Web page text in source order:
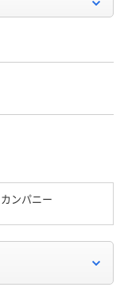
ンパニー